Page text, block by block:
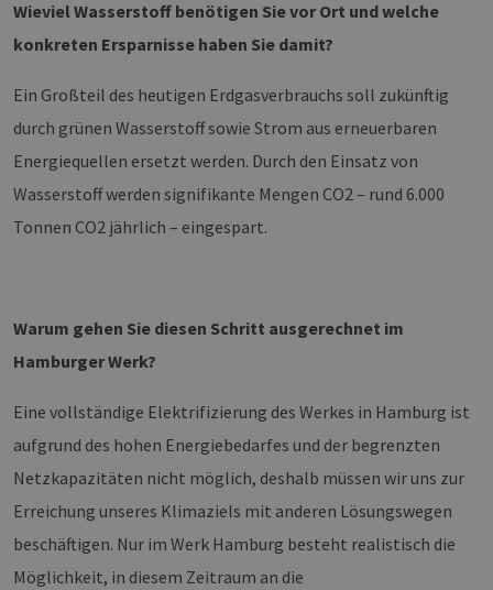
Wieviel Wasserstoff benötigen Sie vor Ort und welche
konkreten Ersparnisse haben Sie damit?
Ein Großteil des heutigen Erdgasverbrauchs soll zukünftig
durch grünen Wasserstoff sowie Strom aus erneuerbaren
Energiequellen ersetzt werden. Durch den Einsatz von
Wasserstoff werden signifikante Mengen CO2 – rund 6.000
Tonnen CO2 jährlich – eingespart.
Warum gehen Sie diesen Schritt ausgerechnet im
Hamburger Werk?
Eine vollständige Elektrifizierung des Werkes in Hamburg ist
aufgrund des hohen Energiebedarfes und der begrenzten
Netzkapazitäten nicht möglich, deshalb müssen wir uns zur
Erreichung unseres Klimaziels mit anderen Lösungswegen
beschäftigen. Nur im Werk Hamburg besteht realistisch die
Möglichkeit, in diesem Zeitraum an die